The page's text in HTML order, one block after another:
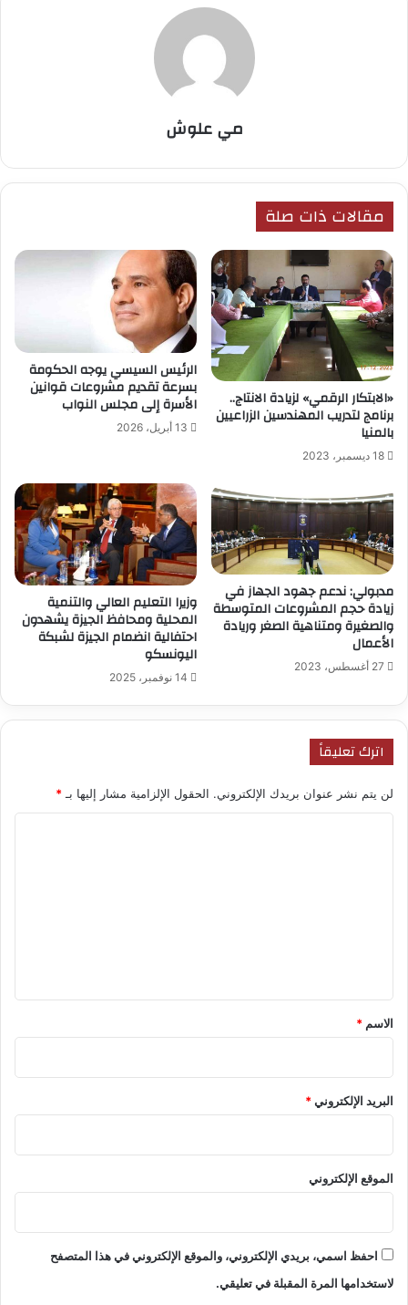
مي علوش
مقالات ذات صلة
«الابتكار الرقمي» لزيادة الانتاج..
برنامج لتدريب المهندسين الزراعيين
بالمنيا
18 ديسمبر، 2023
الرئيس السيسي يوجه الحكومة
بسرعة تقديم مشروعات قوانين
الأسرة إلى مجلس النواب
13 أبريل، 2026
مدبولي: ندعم جهود الجهاز في
زيادة حجم المشروعات المتوسطة
والصغيرة ومتناهية الصغر وريادة
الأعمال
27 أغسطس، 2023
وزيرا التعليم العالي والتنمية
المحلية ومحافظ الجيزة يشهدون
احتفالية انضمام الجيزة لشبكة
اليونسكو
14 نوفمبر، 2025
اترك تعليقاً
لن يتم نشر عنوان بريدك الإلكتروني. الحقول الإلزامية مشار إليها بـ*
*
الاسم *
البريد الإلكتروني*
الموقع الإلكتروني
احفظ اسمي، بريدي الإلكتروني، والموقع الإلكتروني في هذا المتصفح
لاستخدامها المرة المقبلة في تعليقي.